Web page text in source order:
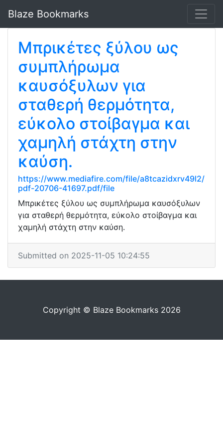
Blaze Bookmarks
Μπρικέτες ξύλου ως
συμπλήρωμα
καυσόξυλων για
σταθερή θερμότητα,
εύκολο στοίβαγμα και
χαμηλή στάχτη στην
καύση.
https://www.mediafire.com/file/a8tcazidxrv49l2/
pdf-20706-41697.pdf/file
Μπρικέτες ξύλου ως συμπλήρωμα καυσόξυλων
για σταθερή θερμότητα, εύκολο στοίβαγμα και
χαμηλή στάχτη στην καύση.
Submitted on 2025-11-05 10:24:55
Copyright © Blaze Bookmarks 2026